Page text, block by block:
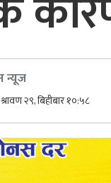
न्यूज
२९, बिहीबार १०:५८